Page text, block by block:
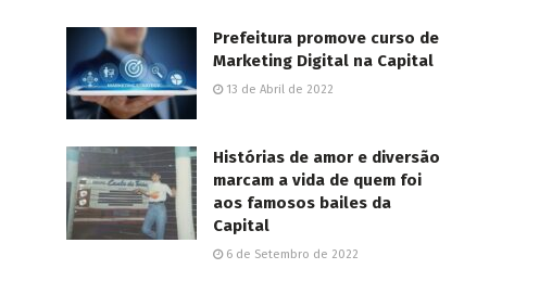
Prefeitura promove curso de
Marketing Digital na Capital
13 de Abril de 2022
Histórias de amor e diversão
marcam a vida de quem foi
aos famosos bailes da
Capital
6 de Setembro de 2022